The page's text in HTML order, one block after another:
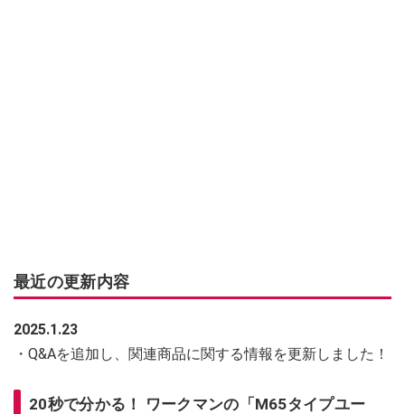
最近の更新内容
2025.1.23
・Q&Aを追加し、関連商品に関する情報を更新しました！
20秒で分かる！ ワークマンの「M65タイプユー